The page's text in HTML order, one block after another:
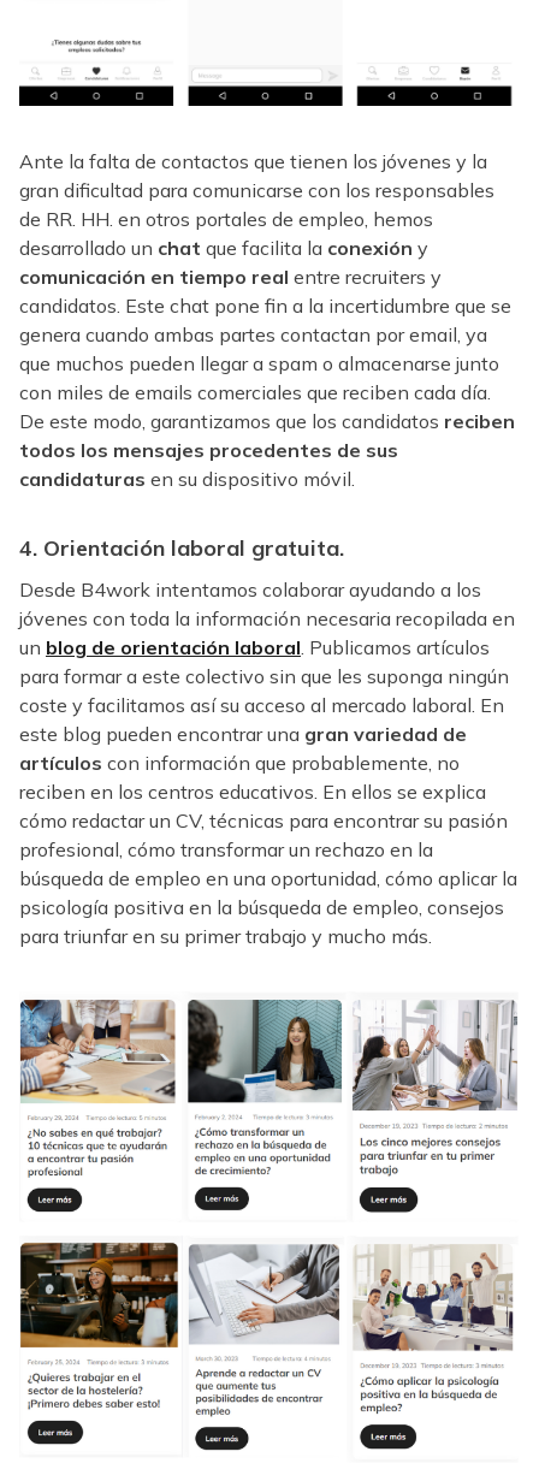
Ante la falta de contactos que tienen los jóvenes y la
gran dificultad para comunicarse con los responsables
de RR. HH. en otros portales de empleo, hemos
desarrollado un chat que facilita la conexión y
comunicación en tiempo real entre recruiters y
candidatos. Este chat pone fin a la incertidumbre que se
genera cuando ambas partes contactan por email, ya
que muchos pueden llegar a spam o almacenarse junto
con miles de emails comerciales que reciben cada día.
De este modo, garantizamos que los candidatos reciben
todos los mensajes procedentes de sus
candidaturas en su dispositivo móvil.
4. Orientación laboral gratuita.
Desde B4work intentamos colaborar ayudando a los
jóvenes con toda la información necesaria recopilada en
un blog de orientación laboral . Publicamos artículos
para formar a este colectivo sin que les suponga ningún
coste y facilitamos así su acceso al mercado laboral. En
este blog pueden encontrar una gran variedad de
artículos con información que probablemente, no
reciben en los centros educativos. En ellos se explica
cómo redactar un CV, técnicas para encontrar su pasión
profesional, cómo transformar un rechazo en la
búsqueda de empleo en una oportunidad, cómo aplicar la
psicología positiva en la búsqueda de empleo, consejos
para triunfar en su primer trabajo y mucho más.